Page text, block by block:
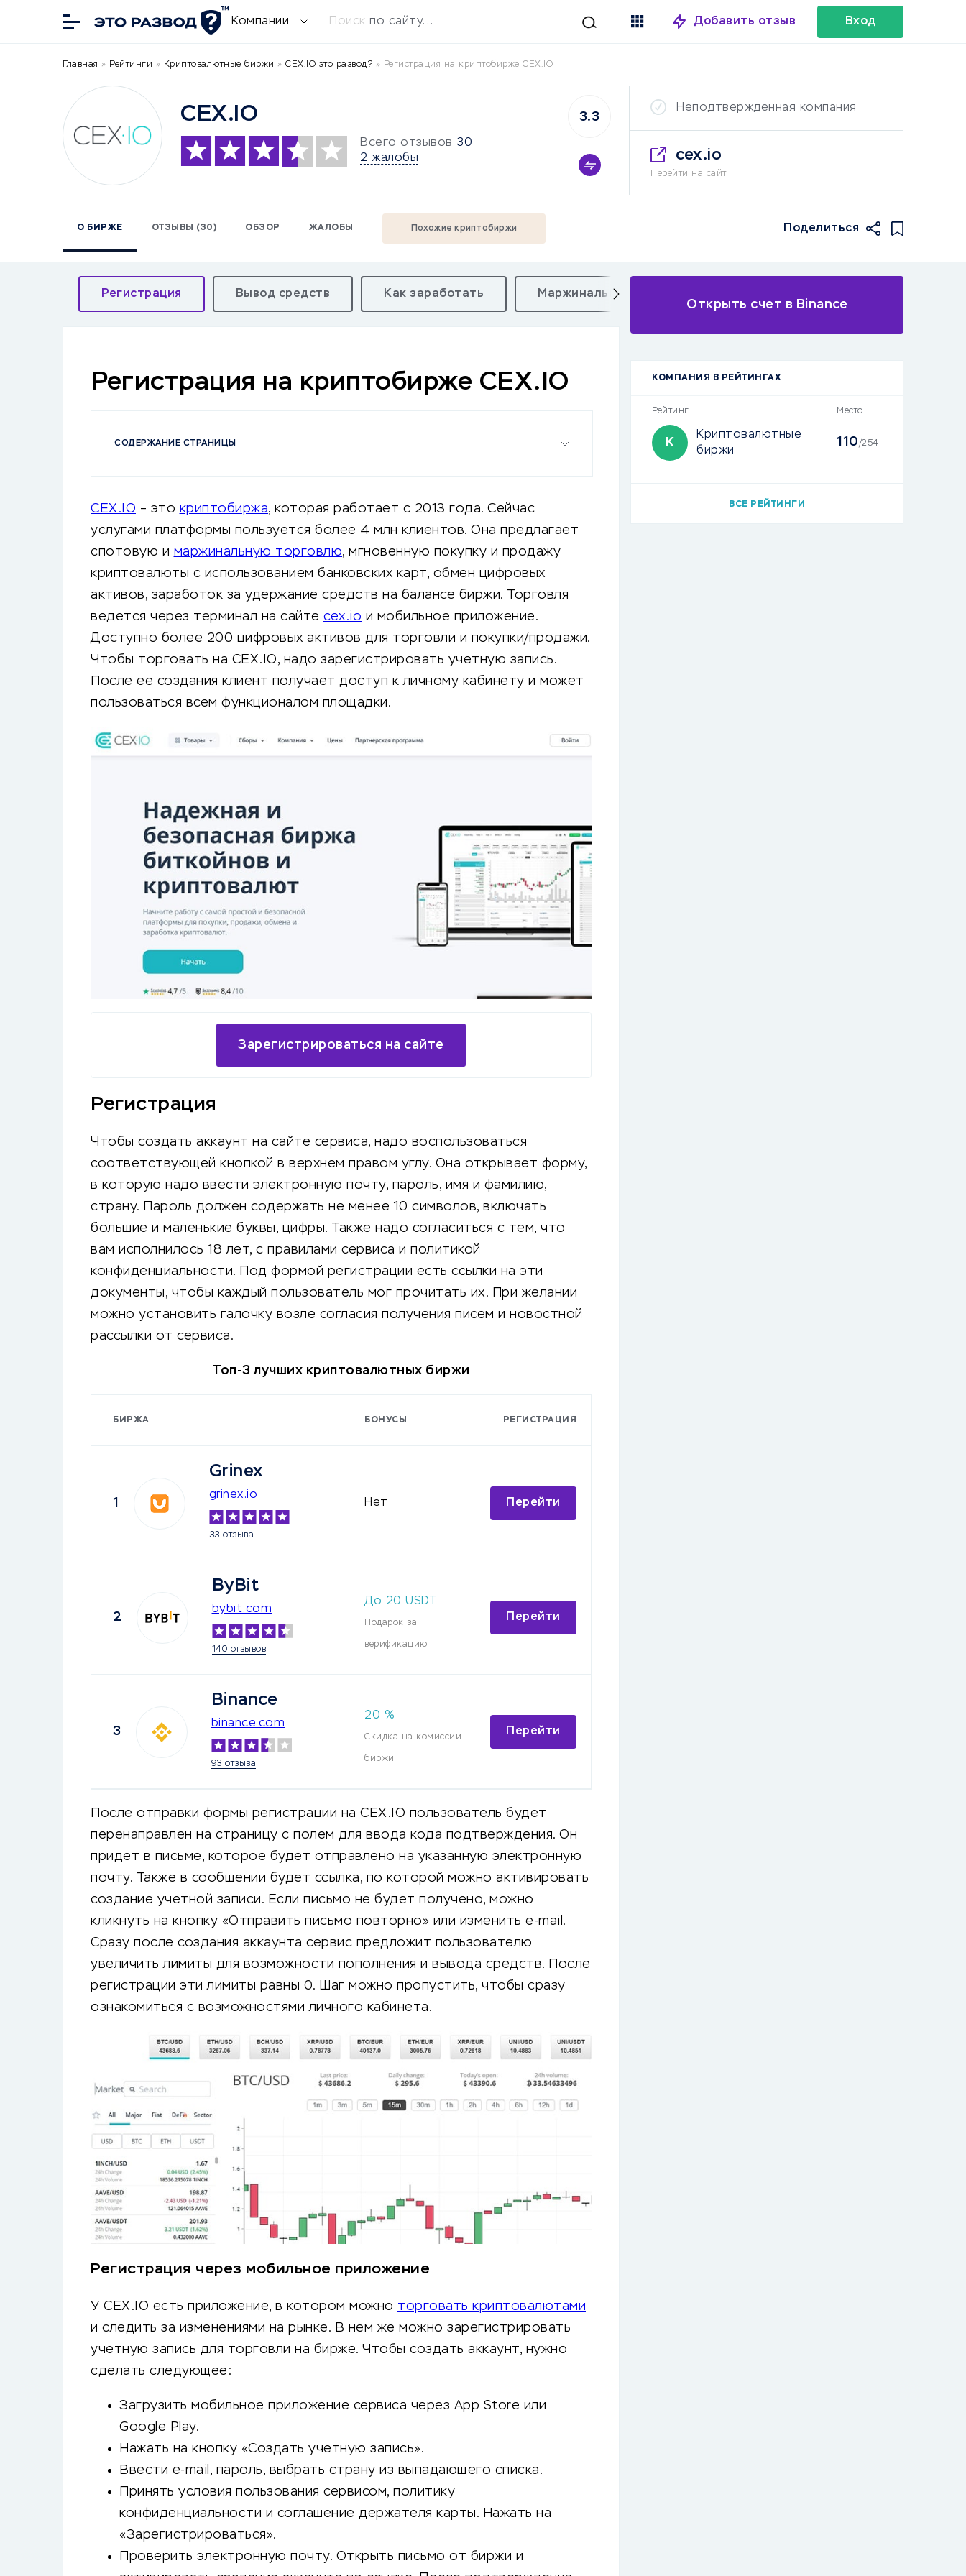
Компании Поиск по сайту... Добавить отзыв Вход
Главная » Рейтинги » Криптовалютные биржи » CEX.IO это развод? » Регистрация на криптобирже CEX.IO
CEX.IO
Всего отзывов 30
2 жалобы
3.3
Неподтвержденная компания
cex.io
Перейти на сайт
О БИРЖЕ ОТЗЫВЫ (30) ОБЗОР ЖАЛОБЫ Похожие криптобиржи Поделиться
Регистрация Вывод средств Как заработать Маржинальная торговля
Регистрация на криптобирже CEX.IO
СОДЕРЖАНИЕ СТРАНИЦЫ
CEX.IO – это криптобиржа, которая работает с 2013 года. Сейчас
услугами платформы пользуется более 4 млн клиентов. Она предлагает
спотовую и маржинальную торговлю, мгновенную покупку и продажу
криптовалюты с использованием банковских карт, обмен цифровых
активов, заработок за удержание средств на балансе биржи. Торговля
ведется через терминал на сайте cex.io и мобильное приложение.
Доступно более 200 цифровых активов для торговли и покупки/продажи.
Чтобы торговать на CEX.IO, надо зарегистрировать учетную запись.
После ее создания клиент получает доступ к личному кабинету и может
пользоваться всем функционалом площадки.
Зарегистрироваться на сайте
Регистрация
Чтобы создать аккаунт на сайте сервиса, надо воспользоваться
соответствующей кнопкой в верхнем правом углу. Она открывает форму,
в которую надо ввести электронную почту, пароль, имя и фамилию,
страну. Пароль должен содержать не менее 10 символов, включать
большие и маленькие буквы, цифры. Также надо согласиться с тем, что
вам исполнилось 18 лет, с правилами сервиса и политикой
конфиденциальности. Под формой регистрации есть ссылки на эти
документы, чтобы каждый пользователь мог прочитать их. При желании
можно установить галочку возле согласия получения писем и новостной
рассылки от сервиса.
Топ-3 лучших криптовалютных биржи
БИРЖА БОНУСЫ РЕГИСТРАЦИЯ
1
Grinex
grinex.io
33 отзыва
Нет Перейти
2
ByBit
bybit.com
140 отзывов
До 20 USDT
Подарок за
верификацию
Перейти
3
Binance
binance.com
93 отзыва
20 %
Скидка на комиссии
биржи
Перейти
После отправки формы регистрации на CEX.IO пользователь будет
перенаправлен на страницу с полем для ввода кода подтверждения. Он
придет в письме, которое будет отправлено на указанную электронную
почту. Также в сообщении будет ссылка, по которой можно активировать
создание учетной записи. Если письмо не будет получено, можно
кликнуть на кнопку «Отправить письмо повторно» или изменить e-mail.
Сразу после создания аккаунта сервис предложит пользователю
увеличить лимиты для возможности пополнения и вывода средств. После
регистрации эти лимиты равны 0. Шаг можно пропустить, чтобы сразу
ознакомиться с возможностями личного кабинета.
Регистрация через мобильное приложение
У CEX.IO есть приложение, в котором можно торговать криптовалютами
и следить за изменениями на рынке. В нем же можно зарегистрировать
учетную запись для торговли на бирже. Чтобы создать аккаунт, нужно
сделать следующее:
Загрузить мобильное приложение сервиса через App Store или
Google Play.
Нажать на кнопку «Создать учетную запись».
Ввести e-mail, пароль, выбрать страну из выпадающего списка.
Принять условия пользования сервисом, политику
конфиденциальности и соглашение держателя карты. Нажать на
«Зарегистрироваться».
Проверить электронную почту. Открыть письмо от биржи и
Открыть счет в Binance
КОМПАНИЯ В РЕЙТИНГАХ
Рейтинг Место
К
Криптовалютные
биржи
110/254
ВСЕ РЕЙТИНГИ